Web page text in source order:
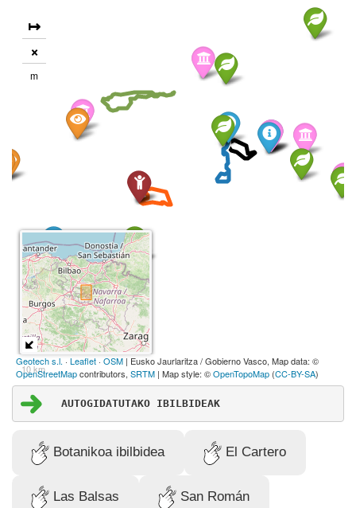
AUTOGIDATUTAKO IBILBIDEAK
Botanikoa ibilbidea El Cartero
Las Balsas San Román